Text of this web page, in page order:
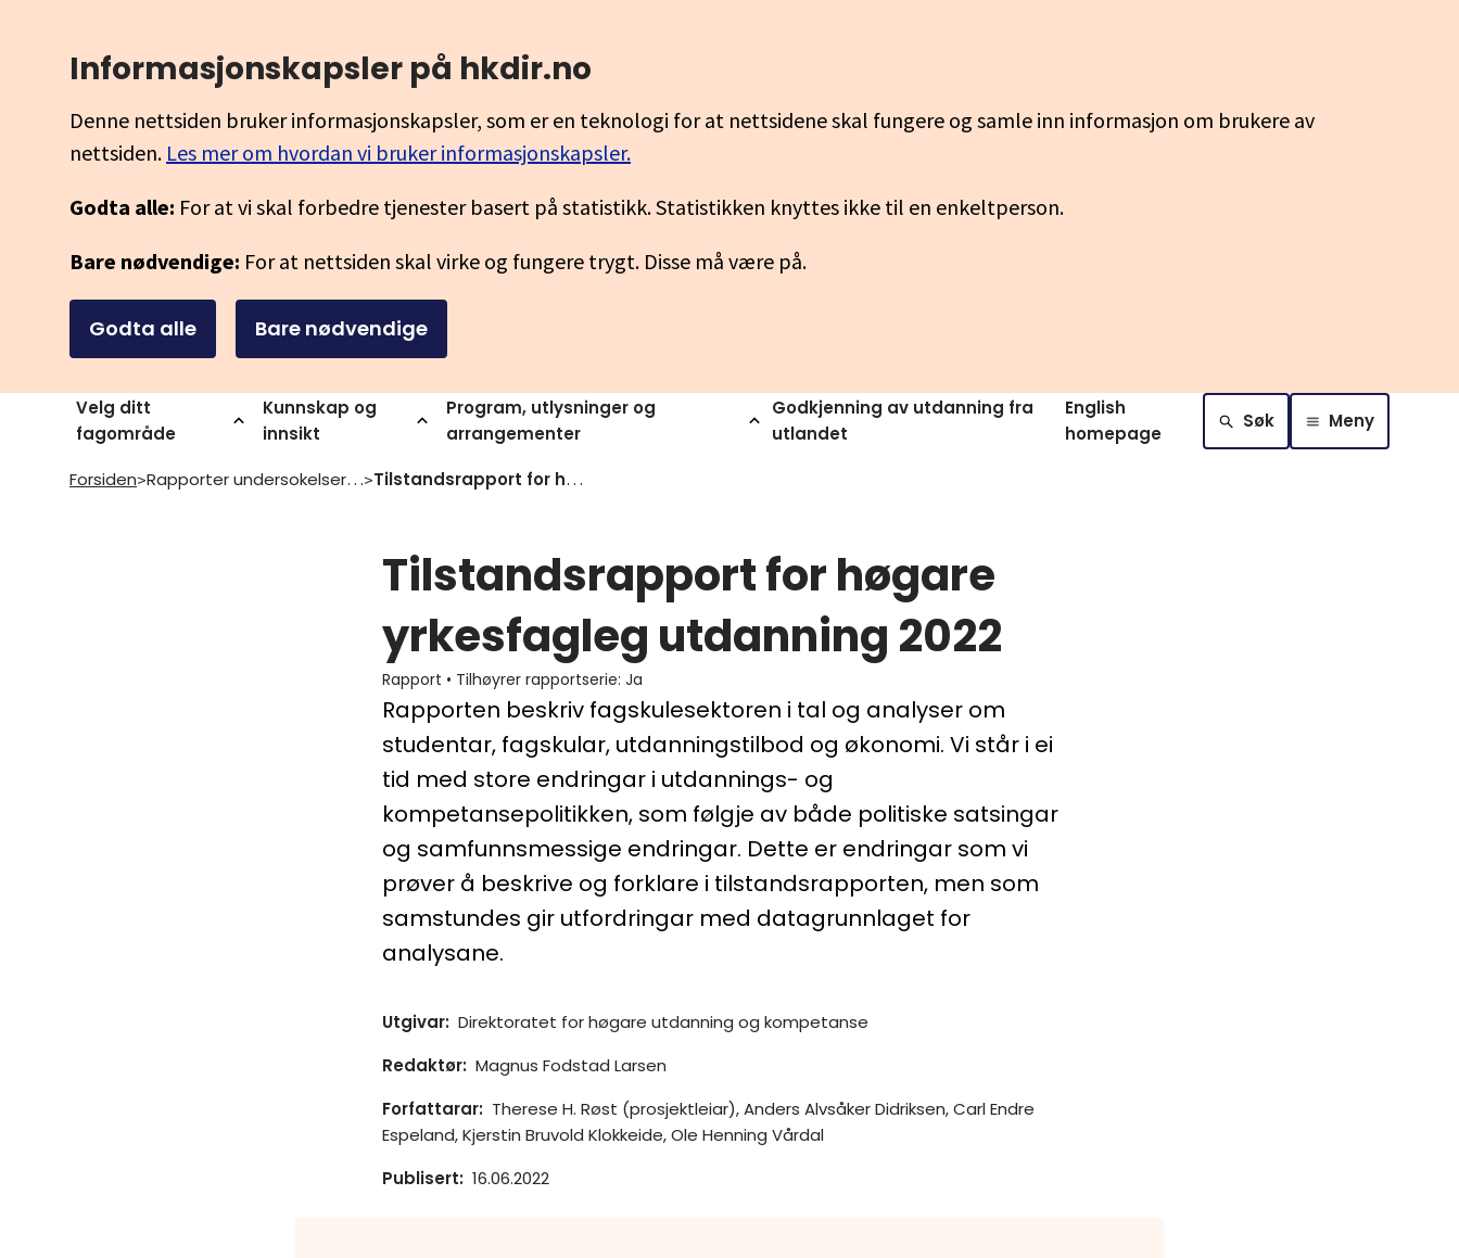
Informasjonskapsler på hkdir.no
Denne nettsiden bruker informasjonskapsler, som er en teknologi for at nettsidene skal fungere og samle inn informasjon om brukere av
nettsiden. Les mer om hvordan vi bruker informasjonskapsler.
Godta alle: For at vi skal forbedre tjenester basert på statistikk. Statistikken knyttes ikke til en enkeltperson.
Bare nødvendige: For at nettsiden skal virke og fungere trygt. Disse må være på.
Godta alle Bare nødvendige
Velg ditt
fagområde
Kunnskap og
innsikt
Program, utlysninger og
arrangementer
Godkjenning av utdanning fra
utlandet
English
homepage
Søk Meny
Forsiden> Rapporter undersokelser og statistikk> Tilstandsrapport for hogare yrkesfagleg utdanning 2022
Tilstandsrapport for høgare
yrkesfagleg utdanning 2022
Rapport • Tilhøyrer rapportserie: Ja
Rapporten beskriv fagskulesektoren i tal og analyser om
studentar, fagskular, utdanningstilbod og økonomi. Vi står i ei
tid med store endringar i utdannings- og
kompetansepolitikken, som følgje av både politiske satsingar
og samfunnsmessige endringar. Dette er endringar som vi
prøver å beskrive og forklare i tilstandsrapporten, men som
samstundes gir utfordringar med datagrunnlaget for
analysane.
Utgivar: Direktoratet for høgare utdanning og kompetanse
Redaktør: Magnus Fodstad Larsen
Forfattarar: Therese H. Røst (prosjektleiar), Anders Alvsåker Didriksen, Carl Endre
Espeland, Kjerstin Bruvold Klokkeide, Ole Henning Vårdal
Publisert: 16.06.2022